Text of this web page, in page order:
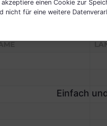
Einfach
akzeptiere einen Cookie zur
nicht für eine weitere